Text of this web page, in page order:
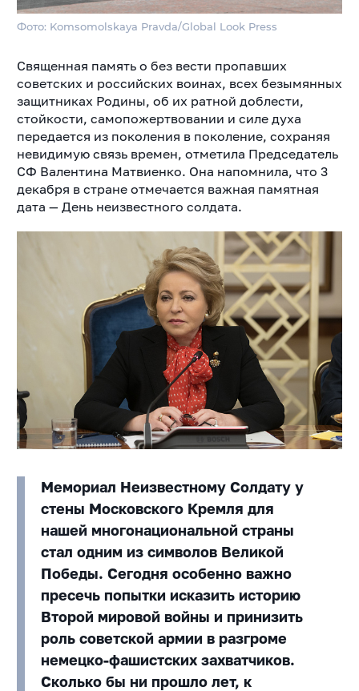
Фото: Komsomolskaya Pravda/Global Look Press
Священная память о без вести пропавших
советских и российских воинах, всех безымянных
защитниках Родины, об их ратной доблести,
стойкости, самопожертвовании и силе духа
передается из поколения в поколение, сохраняя
невидимую связь времен, отметила Председатель
СФ Валентина Матвиенко. Она напомнила, что 3
декабря в стране отмечается важная памятная
дата — День неизвестного солдата.
Мемориал Неизвестному Солдату у
стены Московского Кремля для
нашей многонациональной страны
стал одним из символов Великой
Победы. Сегодня особенно важно
пресечь попытки исказить историю
Второй мировой войны и принизить
роль советской армии в разгроме
немецко-фашистских захватчиков.
Сколько бы ни прошло лет, к